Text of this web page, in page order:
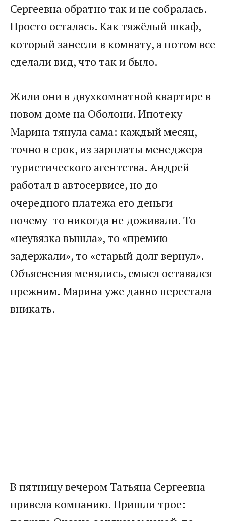
Сергеевна обратно так и не собралась.
Просто осталась. Как тяжёлый шкаф,
который занесли в комнату, а потом все
сделали вид, что так и было.
Жили они в двухкомнатной квартире в
новом доме на Оболони. Ипотеку
Марина тянула сама: каждый месяц,
точно в срок, из зарплаты менеджера
туристического агентства. Андрей
работал в автосервисе, но до
очередного платежа его деньги
почему-то никогда не доживали. То
«неувязка вышла», то «премию
задержали», то «старый долг вернул».
Объяснения менялись, смысл оставался
прежним. Марина уже давно перестала
вникать.
В пятницу вечером Татьяна Сергеевна
привела компанию. Пришли трое: